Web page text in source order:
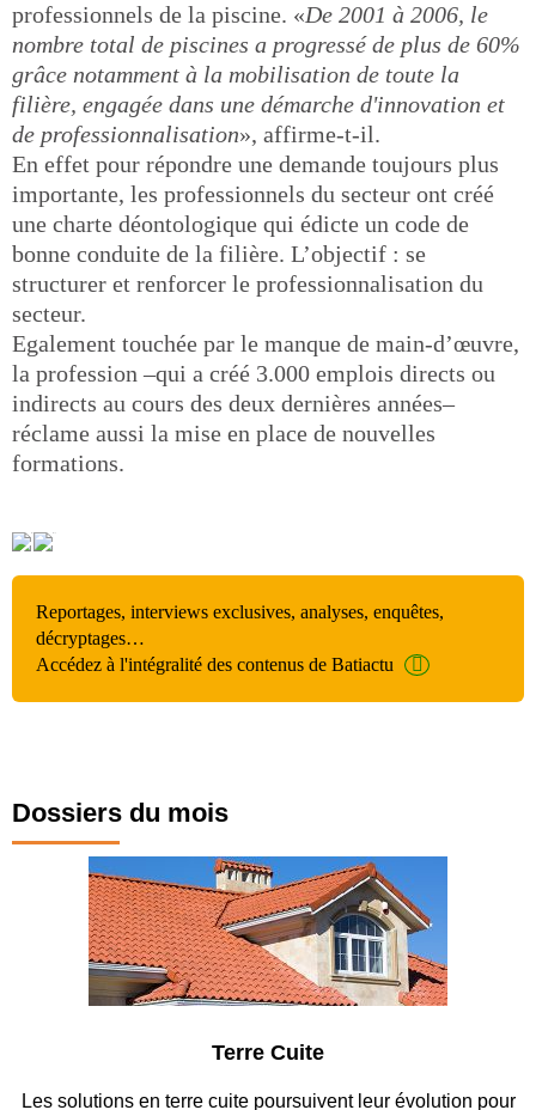
professionnels de la piscine. «De 2001 à 2006, le
nombre total de piscines a progressé de plus de 60%
grâce notamment à la mobilisation de toute la
filière, engagée dans une démarche d'innovation et
de professionnalisation», affirme-t-il.
En effet pour répondre une demande toujours plus
importante, les professionnels du secteur ont créé
une charte déontologique qui édicte un code de
bonne conduite de la filière. L’objectif : se
structurer et renforcer le professionnalisation du
secteur.
Egalement touchée par le manque de main-d’œuvre,
la profession –qui a créé 3.000 emplois directs ou
indirects au cours des deux dernières années–
réclame aussi la mise en place de nouvelles
formations.
Reportages, interviews exclusives, analyses, enquêtes,
décryptages…
Accédez à l'intégralité des contenus de Batiactu
Dossiers du mois
Terre Cuite
Les solutions en terre cuite poursuivent leur évolution pour